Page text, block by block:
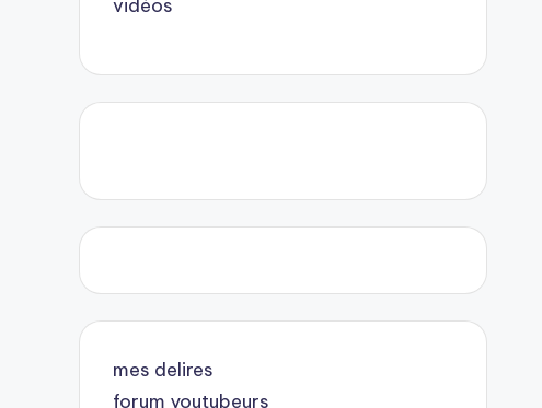
vidéos
mes delires
forum youtubeurs